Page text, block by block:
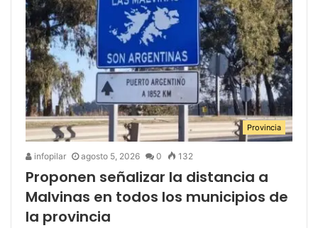
Provincia
infopilar agosto 5, 2026 0 132
Proponen señalizar la distancia a
Malvinas en todos los municipios de
la provincia